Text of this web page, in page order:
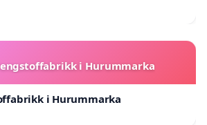
i Hurummarka
i Hurummarka